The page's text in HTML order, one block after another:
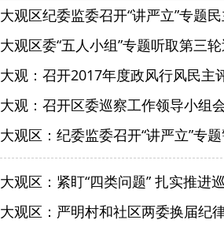
大观区纪委监委召开“讲严立”专题
大观区委“五人小组”专题听取第三
大观：召开2017年度政风行风民主
大观：召开区委巡察工作领导小组
大观区：纪委监委召开“讲严立”专
大观区：紧盯“四类问题” 扎实推进
大观区：严明村和社区两委换届